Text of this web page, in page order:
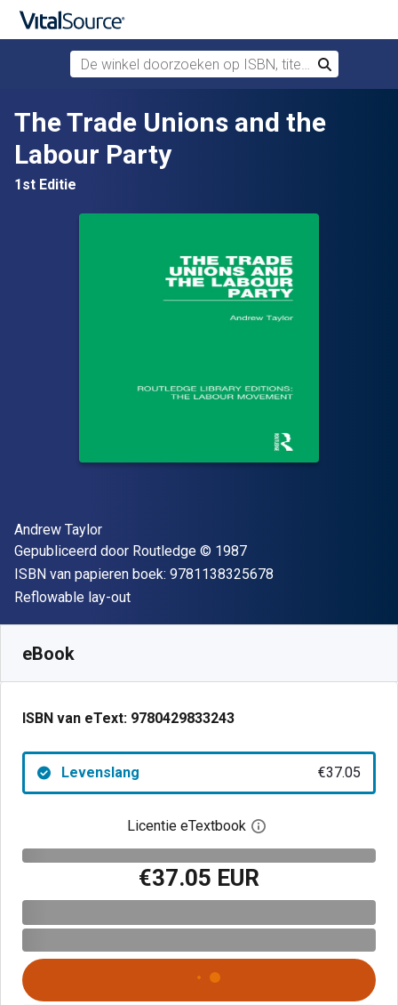
Verdergaan naar belangrijkste inhoud
De winkel doorzoeken op ISBN, titel of auteur
Zoek
The Trade Unions and the
Labour Party
1st Editie
Auteur(s)
Andrew Taylor
Uitgever
Gepubliceerd door Routledge Copyright
© 1987
ISBN van papieren boek: 9781138325678
Indeling
Reflowable lay-out
eBook
ISBN van eText: 9780429833243
Levenslang €37.05
Licentie eTextbook Open het
€37.05 EUR